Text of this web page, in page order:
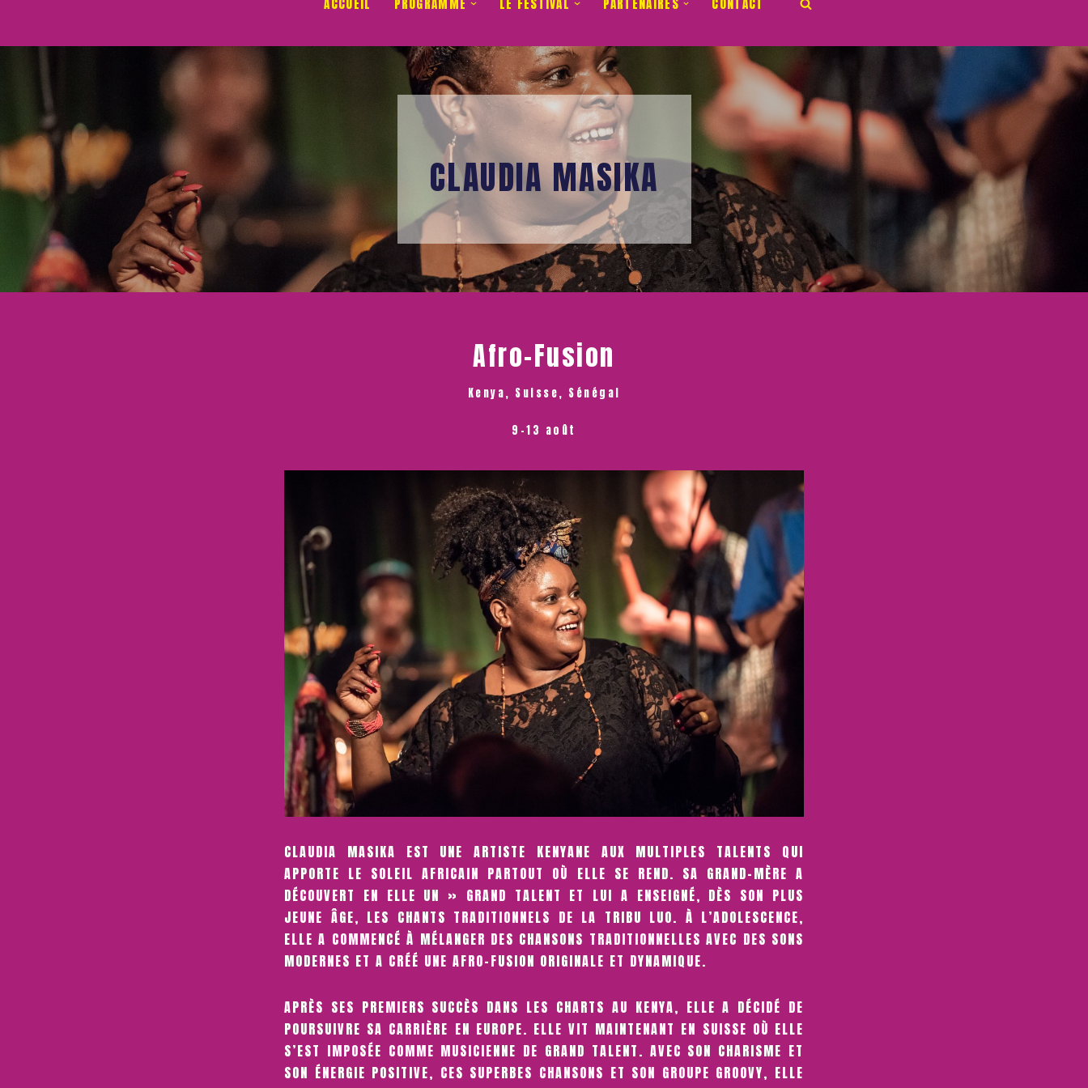
CLAUDIA MASIKA
Afro-Fusion
Kenya, Suisse, Sénégal
9-13 août
CLAUDIA MASIKA EST UNE ARTISTE KENYANE AUX MULTIPLES TALENTS QUI
APPORTE LE SOLEIL AFRICAIN PARTOUT OÙ ELLE SE REND. SA GRAND-MÈRE A
DÉCOUVERT EN ELLE UN » GRAND TALENT ET LUI A ENSEIGNÉ, DÈS SON PLUS
JEUNE ÂGE, LES CHANTS TRADITIONNELS DE LA TRIBU LUO. À L’ADOLESCENCE,
ELLE A COMMENCÉ À MÉLANGER DES CHANSONS TRADITIONNELLES AVEC DES SONS
MODERNES ET A CRÉÉ UNE AFRO-FUSION ORIGINALE ET DYNAMIQUE.
APRÈS SES PREMIERS SUCCÈS DANS LES CHARTS AU KENYA, ELLE A DÉCIDÉ DE
POURSUIVRE SA CARRIÈRE EN EUROPE. ELLE VIT MAINTENANT EN SUISSE OÙ ELLE
S’EST IMPOSÉE COMME MUSICIENNE DE GRAND TALENT. AVEC SON CHARISME ET
SON ÉNERGIE POSITIVE, CES SUPERBES CHANSONS ET SON GROUPE GROOVY, ELLE